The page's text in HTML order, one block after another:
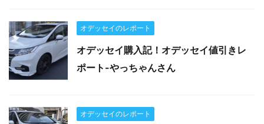
オデッセイのレポート
オデッセイ購入記！オデッセイ値引きレ
ポート-やっちゃんさん
オデッセイのレポート